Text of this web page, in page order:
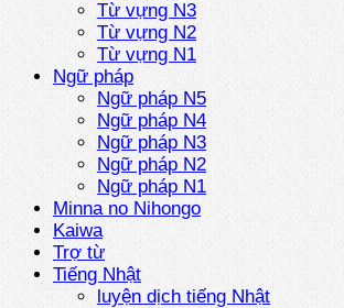
Từ vựng N3
Từ vựng N2
Từ vựng N1
Ngữ pháp
Ngữ pháp N5
Ngữ pháp N4
Ngữ pháp N3
Ngữ pháp N2
Ngữ pháp N1
Minna no Nihongo
Kaiwa
Trợ từ
Tiếng Nhật
luyện dịch tiếng Nhật